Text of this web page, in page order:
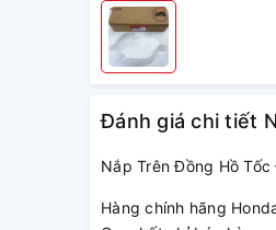
Đánh giá chi tiết
Nắp Trên Đồng Hồ
Hàng chính hãng